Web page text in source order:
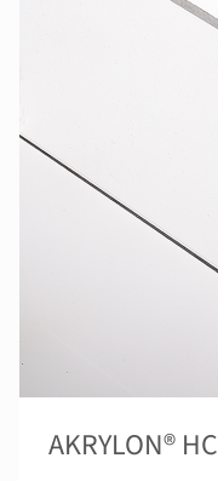
AKRYLON® HC